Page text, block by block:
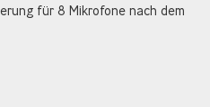
für 8 Mikrofone nach dem